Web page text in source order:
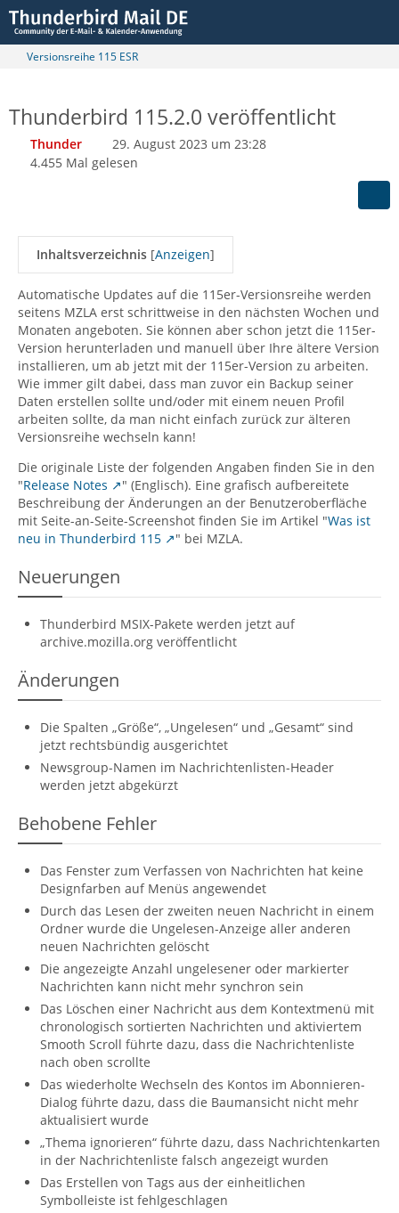
Versionsreihe 115 ESR
Thunderbird 115.2.0 veröffentlicht
Thunder
29. August 2023 um 23:28
4.455 Mal gelesen
Inhaltsverzeichnis [Anzeigen]
Automatische Updates auf die 115er-Versionsreihe werden
seitens MZLA erst schrittweise in den nächsten Wochen und
Monaten angeboten. Sie können aber schon jetzt die 115er-
Version herunterladen und manuell über Ihre ältere Version
installieren, um ab jetzt mit der 115er-Version zu arbeiten.
Wie immer gilt dabei, dass man zuvor ein Backup seiner
Daten erstellen sollte und/oder mit einem neuen Profil
arbeiten sollte, da man nicht einfach zurück zur älteren
Versionsreihe wechseln kann!
Die originale Liste der folgenden Angaben finden Sie in den
"Release Notes
" (Englisch). Eine grafisch aufbereitete
Beschreibung der Änderungen an der Benutzeroberfläche
mit Seite-an-Seite-Screenshot finden Sie im Artikel "Was ist
neu in Thunderbird 115
" bei MZLA.
Neuerungen
Thunderbird MSIX-Pakete werden jetzt auf
archive.mozilla.org veröffentlicht
Änderungen
Die Spalten „Größe“, „Ungelesen“ und „Gesamt“ sind
jetzt rechtsbündig ausgerichtet
Newsgroup-Namen im Nachrichtenlisten-Header
werden jetzt abgekürzt
Behobene Fehler
Das Fenster zum Verfassen von Nachrichten hat keine
Designfarben auf Menüs angewendet
Durch das Lesen der zweiten neuen Nachricht in einem
Ordner wurde die Ungelesen-Anzeige aller anderen
neuen Nachrichten gelöscht
Die angezeigte Anzahl ungelesener oder markierter
Nachrichten kann nicht mehr synchron sein
Das Löschen einer Nachricht aus dem Kontextmenü mit
chronologisch sortierten Nachrichten und aktiviertem
Smooth Scroll führte dazu, dass die Nachrichtenliste
nach oben scrollte
Das wiederholte Wechseln des Kontos im Abonnieren-
Dialog führte dazu, dass die Baumansicht nicht mehr
aktualisiert wurde
„Thema ignorieren“ führte dazu, dass Nachrichtenkarten
in der Nachrichtenliste falsch angezeigt wurden
Das Erstellen von Tags aus der einheitlichen
Symbolleiste ist fehlgeschlagen